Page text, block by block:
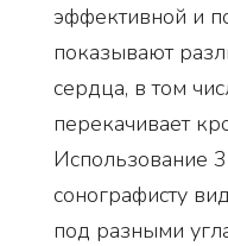
эффективной и
показывают
сердца, в том
перекачивает
Использование
сонографисту
под разными